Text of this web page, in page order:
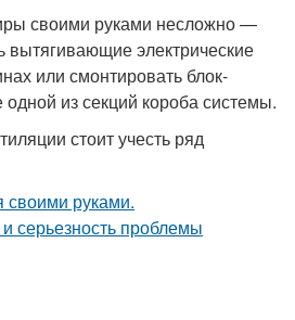
своими руками несложно —
вытягивающие электрические
или смонтировать блок-
одной из секций короба системы.
стоит учесть ряд